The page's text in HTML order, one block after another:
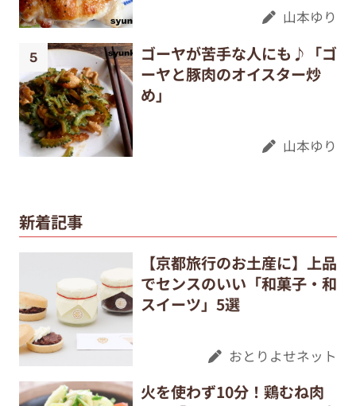
山本ゆり
ゴーヤが苦手な人にも♪「ゴ
ーヤと豚肉のオイスター炒
め」
山本ゆり
新着記事
【京都旅行のお土産に】上品
でセンスのいい「和菓子・和
スイーツ」5選
おとりよせネット
火を使わず10分！鶏むね肉